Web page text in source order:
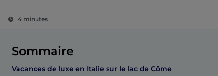
4 minutes
Sommaire
Vacances de luxe en Italie sur le lac de Côme